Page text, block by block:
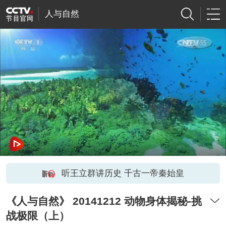
人与自然
听王立群讲历史 千古一帝秦始皇
《人与自然》 20141212 动物身体揭秘-挑
战极限（上）